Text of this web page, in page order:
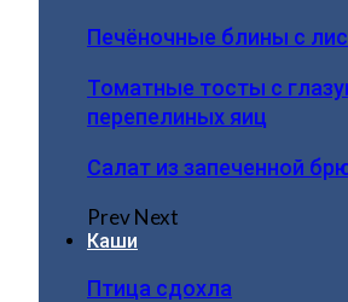
Печёночные блины с
Томатные тосты с
перепелиных яиц
Салат из запеченной
PrevNext
Каши
Птица сдохла